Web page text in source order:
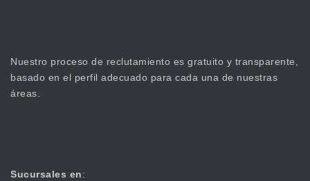
Nuestro proceso de reclutamiento es gratuito y transparente,
basado en el perfil adecuado para cada una de nuestras
áreas.
Sucursales en: